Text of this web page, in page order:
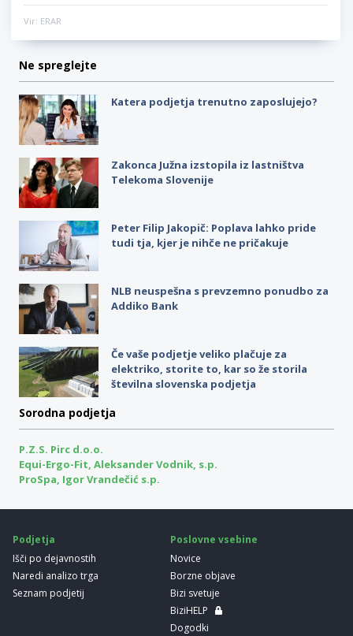
Vir: ERAR
Ne spreglejte
Katera podjetja trenutno zaposlujejo?
Zakonca Južna izstopila iz lastništva
Telekoma Slovenije
Peter Filip Jakopič: Poplava lahko pride
tudi tja, kjer je nihče ne pričakuje
NLB neuspešna s prevzemno ponudbo za
Addiko Bank
Če vaše podjetje veliko plačuje za
elektriko, storite to, kar so že storila
številna slovenska podjetja
Sorodna podjetja
P.Z.S. Pirc d.o.o.
Equi-Ergo-Fit, Aleksander Vodnik, s.p.
ProSpa, Igor Vrandečić s.p.
Podjetja
Išči po dejavnostih
Naredi analizo trga
Seznam podjetij
Poslovne vsebine
Novice
Borzne objave
Bizi svetuje
BiziHELP
Dogodki